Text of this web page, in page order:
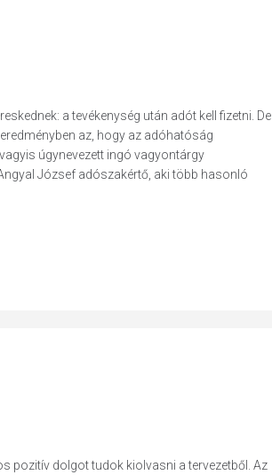
a tevékenység után adót kell fizetni. De
az, hogy az adóhatóság
úgynevezett ingó vagyontárgy
József adószakértő, aki több hasonló
pozitív dolgot tudok kiolvasni a tervezetből. Az